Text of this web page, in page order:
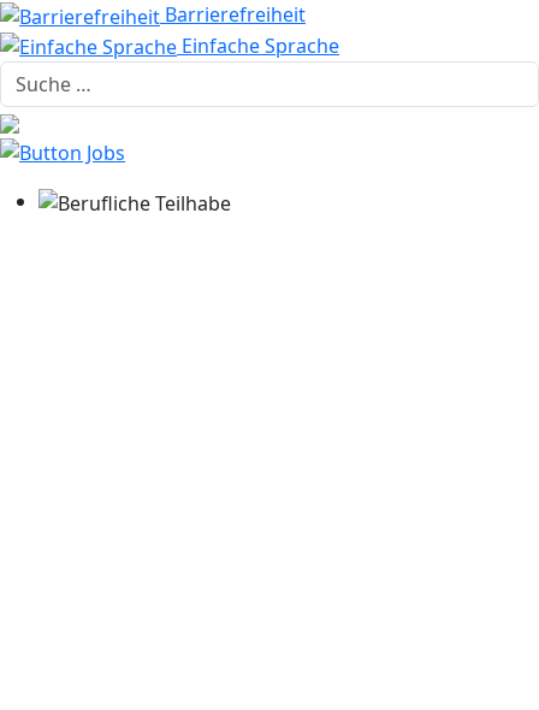
Barrierefreiheit
Einfache Sprache
Suche